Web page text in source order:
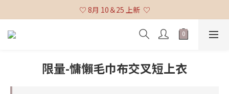
♡ 全館消費滿 $3,000 免運 (不含貨到付款及海外配送) ♡
♡ 8月 10＆25 上新  ♡
♡ 全館消費滿 $3,000 免運 (不含貨到付款及海外配送) ♡
限量-慵懶毛巾布交叉短上衣